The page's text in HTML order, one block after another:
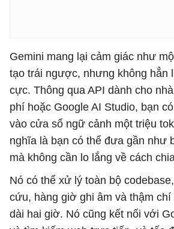
Gemini mang lại cảm giác như
tạo trái ngược, nhưng không hẳn
cực. Thông qua API dành cho
phí hoặc Google AI Studio, bạn
vào cửa sổ ngữ cảnh một triệu
nghĩa là bạn có thể đưa gần như
mà không cần lo lắng về cách
Nó có thể xử lý toàn bộ
cứu, hàng giờ ghi âm và thậm chí
dài hai giờ. Nó cũng kết nối với